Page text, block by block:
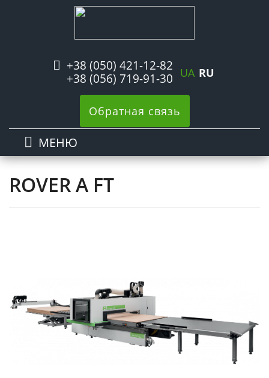
+38 (050) 421-12-82
+38 (056) 719-91-30 UA RU
Обратная связь
МЕНЮ
ROVER A FT